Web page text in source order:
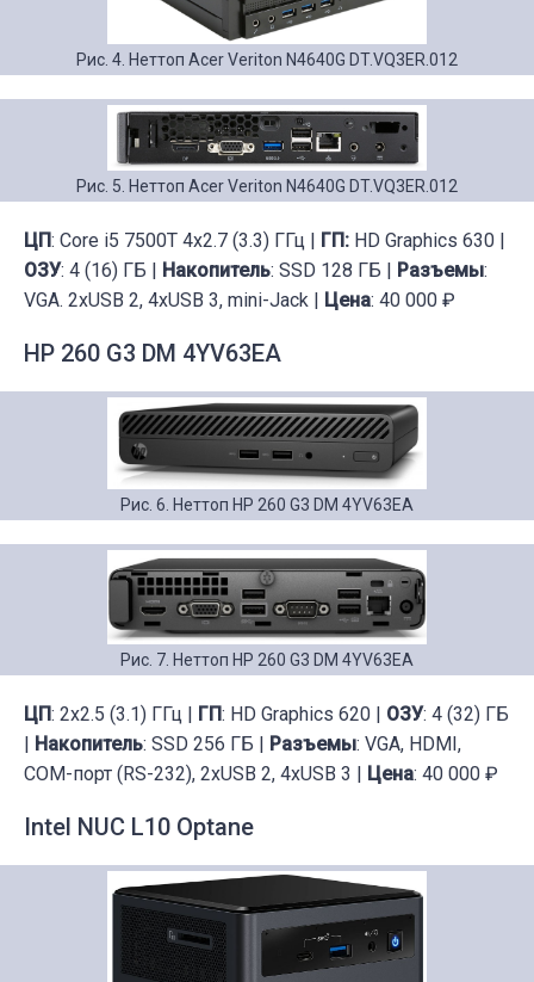
Рис. 4. Неттоп Acer Veriton N4640G DT.VQ3ER.012
Рис. 5. Неттоп Acer Veriton N4640G DT.VQ3ER.012
ЦП: Core i5 7500T 4x2.7 (3.3) ГГц | ГП: HD Graphics 630 |
ОЗУ: 4 (16) ГБ | Накопитель: SSD 128 ГБ | Разъемы:
VGA. 2xUSB 2, 4xUSB 3, mini-Jack |
Цена: 40 000 ₽
HP 260 G3 DM 4YV63EA
Рис. 6. Неттоп HP 260 G3 DM 4YV63EA
Рис. 7. Неттоп HP 260 G3 DM 4YV63EA
ЦП: 2x2.5 (3.1) ГГц | ГП: HD Graphics 620 | ОЗУ: 4 (32) ГБ
| Накопитель: SSD 256 ГБ | Разъемы: VGA, HDMI,
COM-порт (RS-232), 2xUSB 2, 4xUSB 3 | Цена: 40 000 ₽
Intel NUC L10 Optane